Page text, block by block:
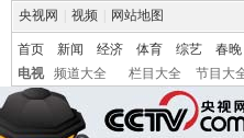
央视网 视频 网站地图
首页 新闻 经济 体育 综艺 春晚
电视
频道大全 栏目大全 节目大